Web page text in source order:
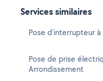
Services similaires
Pose d'interrupteur
Pose de prise
Arrondissement